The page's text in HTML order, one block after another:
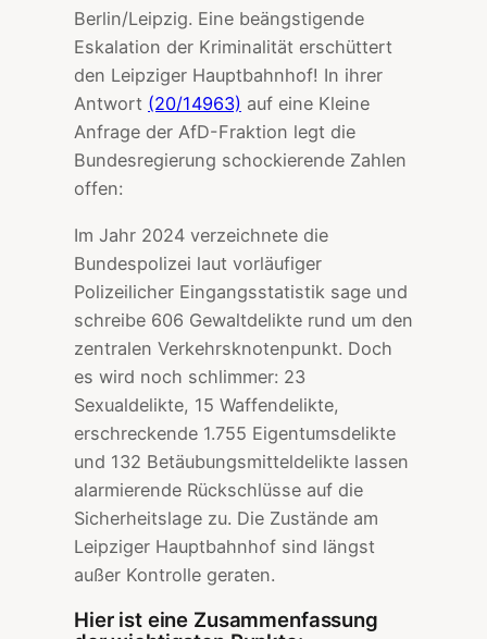
Berlin/Leipzig. Eine beängstigende
Eskalation der Kriminalität erschüttert
den Leipziger Hauptbahnhof! In ihrer
Antwort (20/14963) auf eine Kleine
Anfrage der AfD-Fraktion legt die
Bundesregierung schockierende Zahlen
offen:
Im Jahr 2024 verzeichnete die
Bundespolizei laut vorläufiger
Polizeilicher Eingangsstatistik sage und
schreibe 606 Gewaltdelikte rund um den
zentralen Verkehrsknotenpunkt. Doch
es wird noch schlimmer: 23
Sexualdelikte, 15 Waffendelikte,
erschreckende 1.755 Eigentumsdelikte
und 132 Betäubungsmitteldelikte lassen
alarmierende Rückschlüsse auf die
Sicherheitslage zu. Die Zustände am
Leipziger Hauptbahnhof sind längst
außer Kontrolle geraten.
Hier ist eine Zusammenfassung